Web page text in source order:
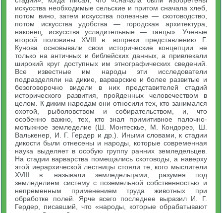
искусства необходимые сельские и притом сначала хлеб,
потом вино, затем искусства полезные — скотоводство,
потом искусства удобства — городская архитектура,
наконец, искусства усладительные — танцы». Ученые
второй половины XVIII в. вопреки представлению Г.
Кунова основывали свои исторические концепции не
только на античных и библейских данных, а привлекали
широкий круг доступных им этнографических сведений.
Все известные им народы эти исследователи
подразделяли на дикие, варварские и более развитые и
безоговорочно видели в них представителей стадий
исторического развития, пройденных человечеством в
целом. К диким народам они относили тех, кто занимался
охотой, рыболовством и собирательством, и, что
особенно важно, тех, кто знал примитивное палочно-
мотыжное земледелие (Ш. Монтескье, М. Кондореэ, Ш.
Валькенер, И. Г. Гердер и др.). Иными словами, к стадии
дикости были отнесены и народы, которые современная
наука выделяет в особую группу ранних земледельцев.
На стадии варварства помещались скотоводы, а наверху
этой иерархической лестницы стояли те, кого мыслители
XVIII в. называли земледельцами, разумея под
земледелием систему с поземельной собственностью и
непременным применением труда животных при
обработке полей. Ярче всего последнее выразил И. Г.
Гердер, писавший, что «народы, которые обрабатывают